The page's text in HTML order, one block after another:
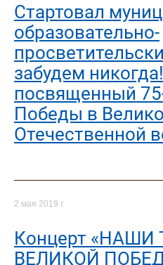
Стартовал
образовательно-
забудем
посвященный
Победы в
Отечественной
2 мая 2019 г.
Концерт
ВЕЛИКОЙ